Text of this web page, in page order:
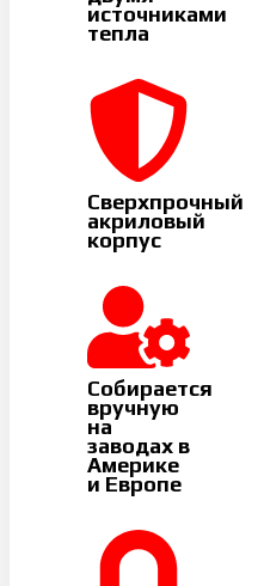
источниками
тепла
Сверхпрочный
акриловый
корпус
Собирается
вручную
на
заводах в
Америке
и Европе